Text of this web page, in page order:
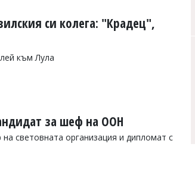
си колега: "Крадец",
към Лула
за шеф на ООН
световната организация и дипломат с